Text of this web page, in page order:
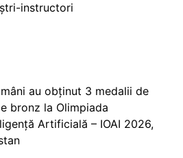
instructori
au obținut 3 medalii de
bronz la Olimpiada
Artificială – IOAI 2026,